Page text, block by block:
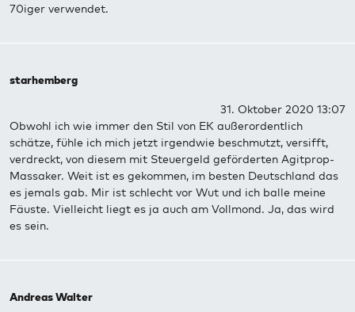
70iger verwendet.
starhemberg
31. Oktober 2020 13:07
Obwohl ich wie immer den Stil von EK außerordentlich
schätze, fühle ich mich jetzt irgendwie beschmutzt, versifft,
verdreckt, von diesem mit Steuergeld geförderten Agitprop-
Massaker. Weit ist es gekommen, im besten Deutschland das
es jemals gab. Mir ist schlecht vor Wut und ich balle meine
Fäuste. Vielleicht liegt es ja auch am Vollmond. Ja, das wird
es sein.
Andreas Walter